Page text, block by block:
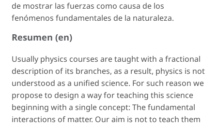
de mostrar las fuerzas como causa de los
fenómenos fundamentales de la naturaleza.
Resumen (en)
Usually physics courses are taught with a fractional
description of its branches, as a result, physics is not
understood as a unified science. For such reason we
propose to design a way for teaching this science
beginning with a single concept: The fundamental
interactions of matter. Our aim is not to teach them